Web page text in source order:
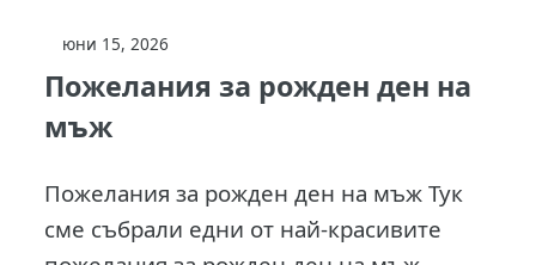
юни 15, 2026
Пожелания за рожден ден на
мъж
Пожелания за рожден ден на мъж Тук
сме събрали едни от най-красивите